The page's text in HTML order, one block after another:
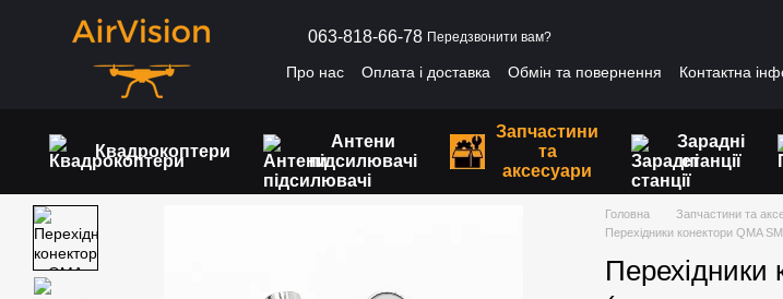
Перейти до основного контенту
063-818-66-78 Передзвонити вам?
Про нас Оплата і доставка Обмін та повернення Контактна
Квадрокоптери
Антени
підсилювачі
Запчастини
та
аксесуари
Зарадні
станції
Головна Запчастини та
Перехідники конектори QMA
Перехідники